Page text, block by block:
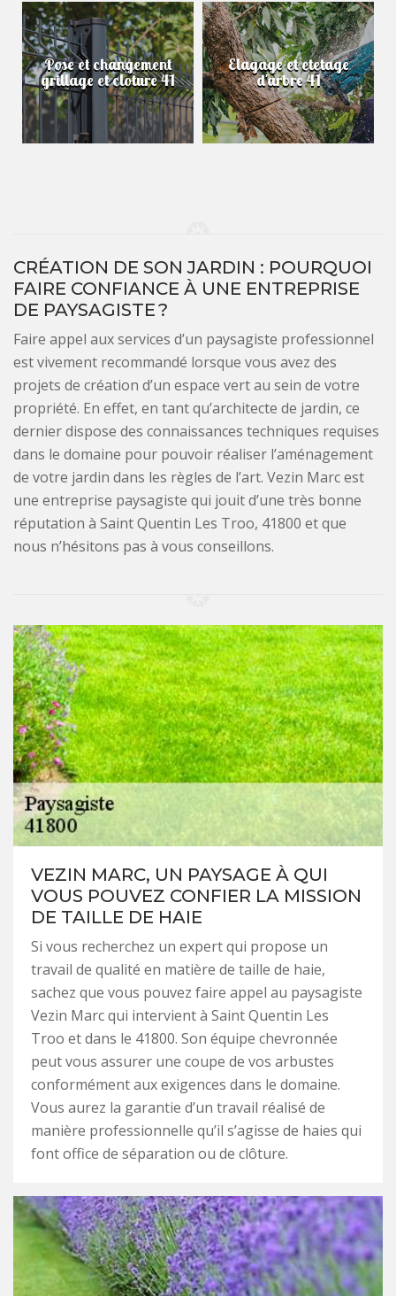
Pose et changement
grillage et cloture 41
Elagage et etetage
d'arbre 41
CRÉATION DE SON JARDIN : POURQUOI
FAIRE CONFIANCE À UNE ENTREPRISE
DE PAYSAGISTE ?
Faire appel aux services d’un paysagiste professionnel
est vivement recommandé lorsque vous avez des
projets de création d’un espace vert au sein de votre
propriété. En effet, en tant qu’architecte de jardin, ce
dernier dispose des connaissances techniques requises
dans le domaine pour pouvoir réaliser l’aménagement
de votre jardin dans les règles de l’art. Vezin Marc est
une entreprise paysagiste qui jouit d’une très bonne
réputation à Saint Quentin Les Troo, 41800 et que
nous n’hésitons pas à vous conseillons.
VEZIN MARC, UN PAYSAGE À QUI
VOUS POUVEZ CONFIER LA MISSION
DE TAILLE DE HAIE
Si vous recherchez un expert qui propose un
travail de qualité en matière de taille de haie,
sachez que vous pouvez faire appel au paysagiste
Vezin Marc qui intervient à Saint Quentin Les
Troo et dans le 41800. Son équipe chevronnée
peut vous assurer une coupe de vos arbustes
conformément aux exigences dans le domaine.
Vous aurez la garantie d’un travail réalisé de
manière professionnelle qu’il s’agisse de haies qui
font office de séparation ou de clôture.